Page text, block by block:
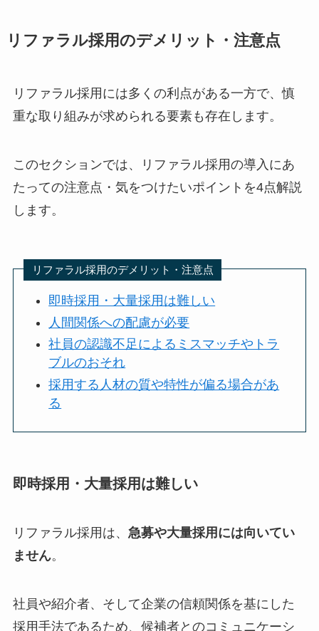
リファラル採用のデメリット・注意点
リファラル採用には多くの利点がある一方で、慎
重な取り組みが求められる要素も存在します。
このセクションでは、リファラル採用の導入にあ
たっての注意点・気をつけたいポイントを4点解説
します。
リファラル採用のデメリット・注意点
即時採用・大量採用は難しい
人間関係への配慮が必要
社員の認識不足によるミスマッチやトラ
ブルのおそれ
採用する人材の質や特性が偏る場合があ
る
即時採用・大量採用は難しい
リファラル採用は、 急募や大量採用には向いてい
ません。
社員や紹介者、そして企業の信頼関係を基にした
採用手法であるため、候補者とのコミュニケーシ